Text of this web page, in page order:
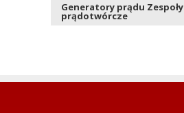
Generatory prądu Zespoły
prądotwórcze